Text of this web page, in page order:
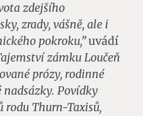
zdejšího
zrady, vášně, ale i
pokroku,”uvádí
zámku Loučeň
prózy, rodinné
nadsázky. Povídky
rodu Thurn-Taxisů,